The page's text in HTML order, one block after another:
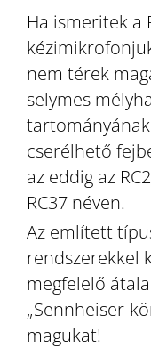
Ha ismeritek a
nem térek
selymes
cserélhető
az eddig az
RC37 néven.
Az említett
rendszerekkel
megfelelő
„Sennheiser-
magukat!